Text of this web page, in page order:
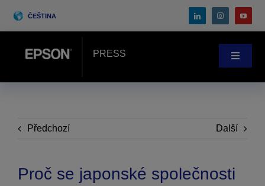
ČEŠTINA
PRESS
Toggle
Případové studie
Předchozí Další
Proč se japonské společnosti